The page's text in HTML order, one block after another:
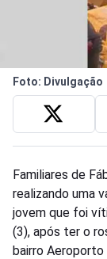
Foto: Divulgação
Familiares de
realizando uma
jovem que foi
(3), após ter o
bairro Aeroporto